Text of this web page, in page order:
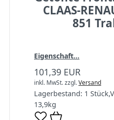
CLAAS-
851
Eigenschaft...
101,39 EUR
inkl. MwSt.zzgl.Versand
Lagerbestand: 1 Stück,
13,9kg